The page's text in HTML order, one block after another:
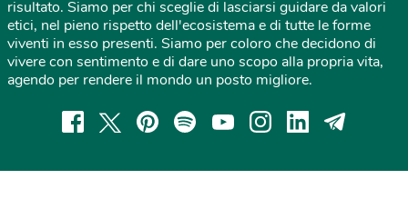
risultato. Siamo per chi sceglie di lasciarsi guidare da valori
etici, nel pieno rispetto dell'ecosistema e di tutte le forme
viventi in esso presenti. Siamo per coloro che decidono di
vivere con sentimento e di dare uno scopo alla propria vita,
agendo per rendere il mondo un posto migliore.